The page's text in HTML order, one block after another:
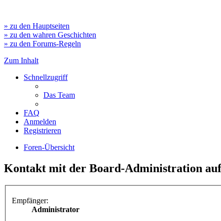
» zu den Hauptseiten
» zu den wahren Geschichten
» zu den Forums-Regeln
Zum Inhalt
Schnellzugriff
Das Team
FAQ
Anmelden
Registrieren
Foren-Übersicht
Kontakt mit der Board-Administration
Empfänger:
Administrator